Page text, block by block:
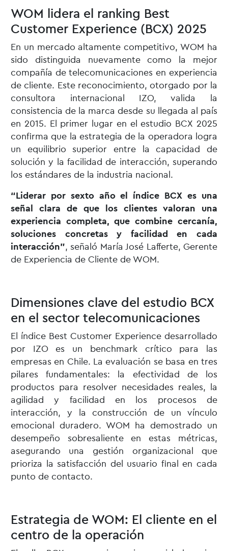
WOM lidera el ranking Best
Customer Experience (BCX) 2025
En un mercado altamente competitivo, WOM ha
sido distinguida nuevamente como la mejor
compañía de telecomunicaciones en experiencia
de cliente. Este reconocimiento, otorgado por la
consultora internacional IZO, valida la
consistencia de la marca desde su llegada al país
en 2015. El primer lugar en el estudio BCX 2025
confirma que la estrategia de la operadora logra
un equilibrio superior entre la capacidad de
solución y la facilidad de interacción, superando
los estándares de la industria nacional.
“Liderar por sexto año el índice BCX es una
señal clara de que los clientes valoran una
experiencia completa, que combine cercanía,
soluciones concretas y facilidad en cada
interacción”, señaló María José Lafferte, Gerente
de Experiencia de Cliente de WOM.
Dimensiones clave del estudio BCX
en el sector telecomunicaciones
El índice Best Customer Experience desarrollado
por IZO es un benchmark crítico para las
empresas en Chile. La evaluación se basa en tres
pilares fundamentales: la efectividad de los
productos para resolver necesidades reales, la
agilidad y facilidad en los procesos de
interacción, y la construcción de un vínculo
emocional duradero. WOM ha demostrado un
desempeño sobresaliente en estas métricas,
asegurando una gestión organizacional que
prioriza la satisfacción del usuario final en cada
punto de contacto.
Estrategia de WOM: El cliente en el
centro de la operación